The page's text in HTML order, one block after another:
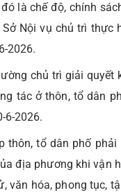
là chế độ, chính
Nội vụ chủ trì
2026.
chủ trì giải
tác ở thôn, tổ dân
6-2026.
thôn, tổ dân phố
địa phương khi
văn hóa, phong tục,